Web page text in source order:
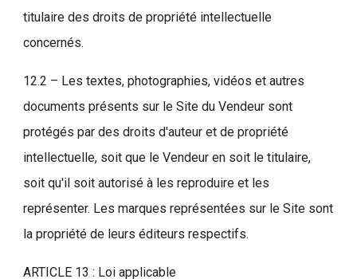
titulaire des droits de propriété intellectuelle
concernés.
12.2 – Les textes, photographies, vidéos et autres
documents présents sur le Site du Vendeur sont
protégés par des droits d'auteur et de propriété
intellectuelle, soit que le Vendeur en soit le titulaire,
soit qu'il soit autorisé à les reproduire et les
représenter. Les marques représentées sur le Site sont
la propriété de leurs éditeurs respectifs.
ARTICLE 13 : Loi applicable